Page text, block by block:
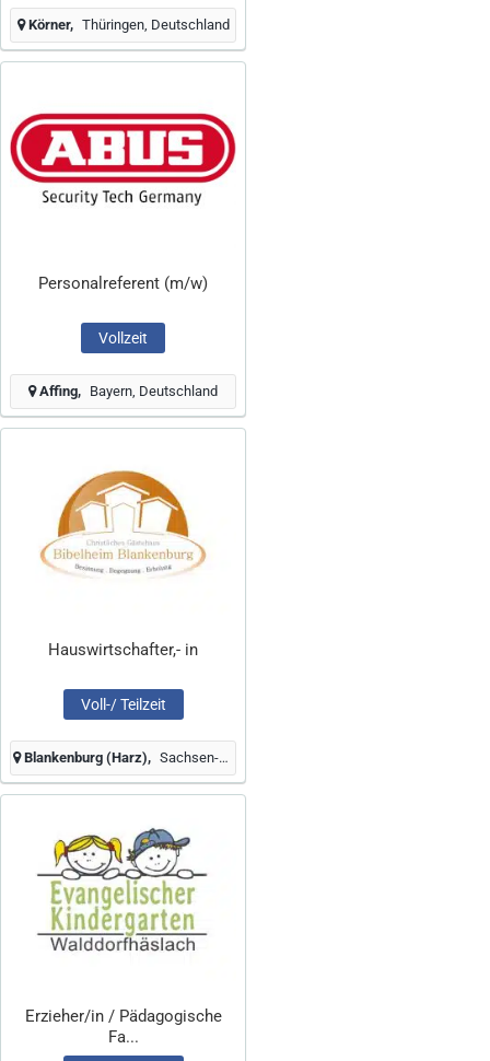
Körner Thüringen, Deutschland
Personalreferent (m/w)
Vollzeit
Affing Bayern, Deutschland
Hauswirtschafter,- in
Voll-/ Teilzeit
Blankenburg (Harz) Sachsen-Anhalt, Deutschland
Erzieher/in / Pädagogische
Fa...